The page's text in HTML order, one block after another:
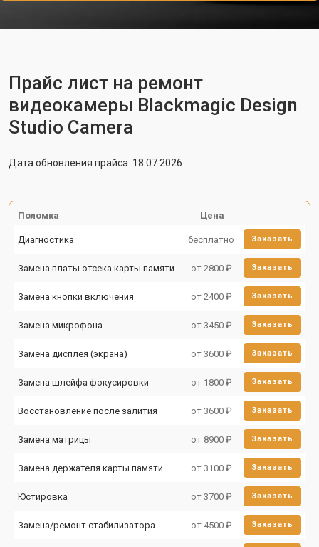
Прайс лист на ремонт
видеокамеры Blackmagic Design
Studio Camera
Дата обновления прайса: 18.07.2026
Поломка Цена
Диагностика бесплатно Заказать
Замена платы отсека карты памяти от 2800 ₽ Заказать
Замена кнопки включения от 2400 ₽ Заказать
Замена микрофона от 3450 ₽ Заказать
Замена дисплея (экрана) от 3600 ₽ Заказать
Замена шлейфа фокусировки от 1800 ₽ Заказать
Восстановление после залития от 3600 ₽ Заказать
Замена матрицы от 8900 ₽ Заказать
Замена держателя карты памяти от 3100 ₽ Заказать
Юстировка от 3700 ₽ Заказать
Замена/ремонт стабилизатора от 4500 ₽ Заказать